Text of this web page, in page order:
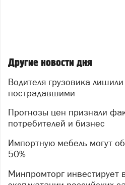
Другие новости дня
Водителя грузовика лишили прав после ДТП с
пострадавшими
Прогнозы цен признали фактором давления на
потребителей и бизнес
Импортную мебель могут обложить пошлинами до
50%
Минпромторг инвестирует в продление